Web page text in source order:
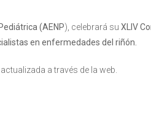
(AENP), celebrará su XLIV
en enfermedades del riñón.
a través de la web.